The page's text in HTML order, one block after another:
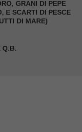
GRANI DI PEPE
E SCARTI DI PESCE
DI MARE)
Q.B.